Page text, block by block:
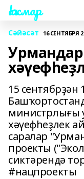
Һаҡмар
Сәйәсәт 16 СЕНТЯБРЯ
15 сентябрҙән
министрлығы
хәүефһеҙлек
саралар
проекты
сиктәрендә
#нацпроекты